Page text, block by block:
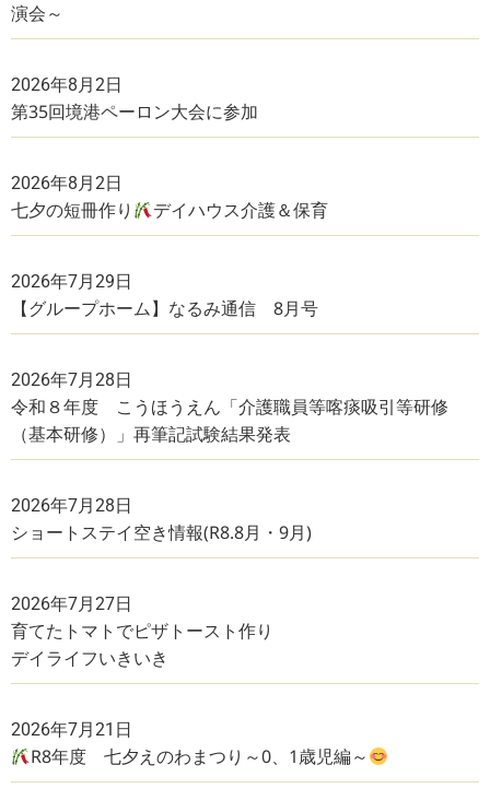
演会～
2026年8月2日
第35回境港ペーロン大会に参加
2026年8月2日
七夕の短冊作り デイハウス介護＆保育
2026年7月29日
【グループホーム】なるみ通信 8月号
2026年7月28日
令和８年度 こうほうえん「介護職員等喀痰吸引等研修
（基本研修）」再筆記試験結果発表
2026年7月28日
ショートステイ空き情報(R8.8月・9月)
2026年7月27日
育てたトマトでピザトースト作り
デイライフいきいき
2026年7月21日
R8年度 七夕えのわまつり～0、1歳児編～